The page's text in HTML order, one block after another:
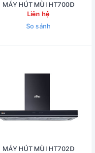
MÁY HÚT MÙI HT700D
Liên hệ
So sánh
MÁY HÚT MÙI HT702D